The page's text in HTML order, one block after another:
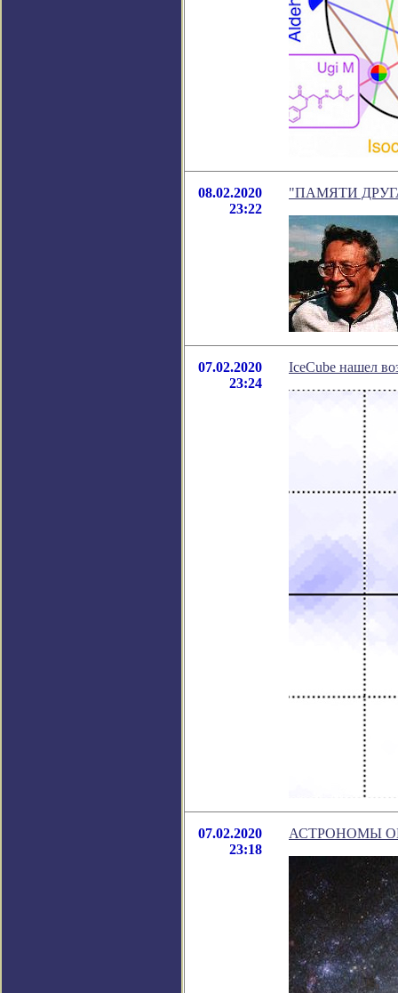
08.02.2020
23:22
"ПАМЯТИ ДРУГА."
07.02.2020
23:24
IceCube нашел
07.02.2020
23:18
АСТРОНОМЫ